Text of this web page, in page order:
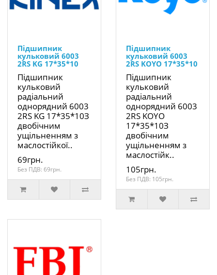
Підшипник
кульковий 6003
2RS KG 17*35*10
Підшипник
кульковий
радіальний
однорядний 6003
2RS KG 17*35*10З
двобічним
ущільненням з
маслостійкої..
69грн.
Без ПДВ: 69грн.
Підшипник
кульковий 6003
2RS KOYO 17*35*10
Підшипник
кульковий
радіальний
однорядний 6003
2RS KOYO
17*35*10З
двобічним
ущільненням з
маслостійк..
105грн.
Без ПДВ: 105грн.